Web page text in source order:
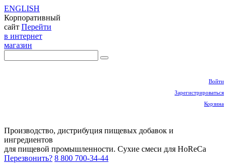
ENGLISH
Корпоративный
сайт Перейти
в интернет
магазин
Войти
Зарегистрироваться
Корзина
Производство, дистрибуция пищевых добавок и
ингредиентов
для пищевой промышленности. Сухие смеси для HoReCa
Перезвонить? 8 800 700-34-44